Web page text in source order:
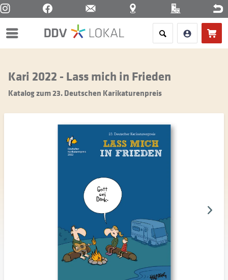
Menü
Kari 2022 - Lass mich in Frieden
Katalog zum 23. Deutschen Karikaturenpreis